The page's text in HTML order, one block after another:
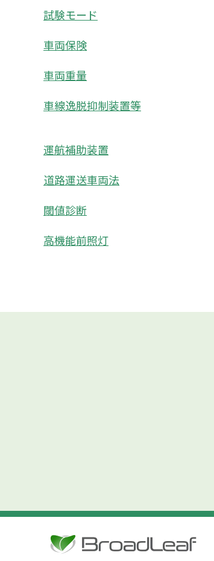
試験モード
車両保険
車両重量
車線逸脱抑制装置等
運航補助装置
道路運送車両法
閾値診断
高機能前照灯